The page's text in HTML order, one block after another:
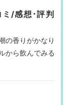
/感想･評判
の香りがかなり
から飲んでみる